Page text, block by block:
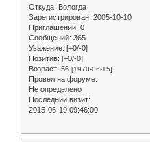
Откуда: Вологда
Зарегистрирован: 2005-10-10
Приглашений: 0
Сообщений: 365
Уважение: [+0/-0]
Позитив: [+0/-0]
Возраст: 56 [1970-06-15]
Провел на форуме:
Не определено
Последний визит:
2015-06-19 09:46:00